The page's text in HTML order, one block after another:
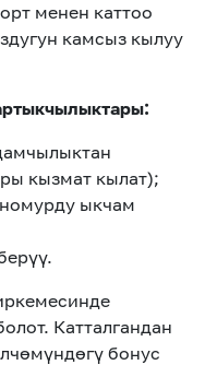
менен каттоо
камсыз кылуу
кызмат кылат);
ыкчам
Катталгандан
бонус